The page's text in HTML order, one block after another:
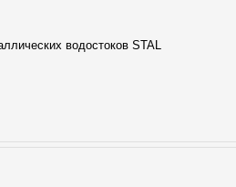
водостоков STAL